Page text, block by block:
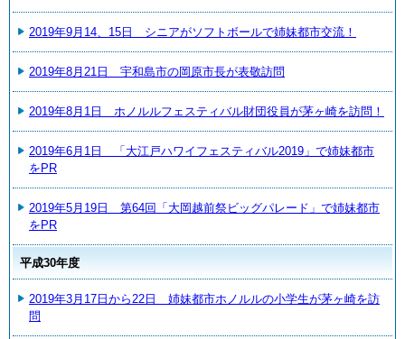
2019年9月14、15日 シニアがソフトボールで姉妹都市交流！
2019年8月21日 宇和島市の岡原市長が表敬訪問
2019年8月1日 ホノルルフェスティバル財団役員が茅ヶ崎を訪問！
2019年6月1日 「大江戸ハワイフェスティバル2019」で姉妹都市
をPR
2019年5月19日 第64回「大岡越前祭ビッグパレード」で姉妹都市
をPR
平成30年度
2019年3月17日から22日 姉妹都市ホノルルの小学生が茅ヶ崎を訪
問